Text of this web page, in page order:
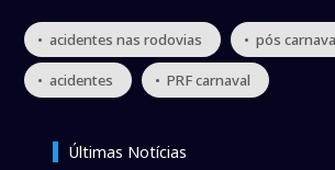
• acidentes nas rodovias • pós
• acidentes • PRF carnaval
Últimas Notícias